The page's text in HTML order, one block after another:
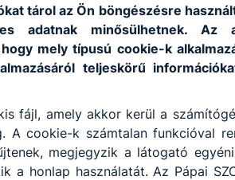
kell. Bizonyos
kockáztatására.
biztosítani a
– diákoknak
A versenyen
Az idő rövidsége
tárol az Ön böngészésre
adatnak minősülhetnek. Az
mely típusú cookie-k
teljeskörű
fájl, amely akkor kerül a
A cookie-k számtalan funkcióval
megjegyzik a látogató
a honlap használatát. Az Pápai